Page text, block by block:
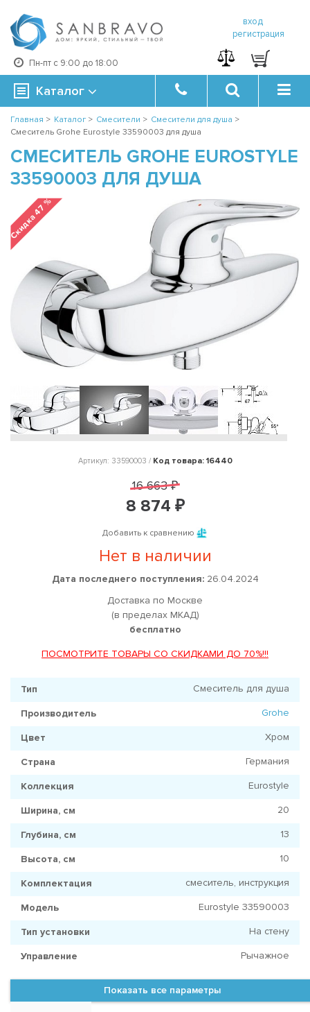
Пн-пт с 9:00 до 18:00
вход
регистрация
Каталог
Главная > Каталог > Смесители > Смесители для душа >
Смеситель Grohe Eurostyle 33590003 для душа
СМЕСИТЕЛЬ GROHE EUROSTYLE
33590003 ДЛЯ ДУША
Скидка 47 %
Артикул: 33590003 / Код товара: 16440
16 663 ₽
8 874 ₽
Добавить к сравнению
Нет в наличии
Дата последнего поступления:26.04.2024
Доставка по Москве
(в пределах МКАД)
бесплатно
ПОСМОТРИТЕ ТОВАРЫ СО СКИДКАМИ ДО 70%!!!
Тип Смеситель для душа
Производитель Grohe
Цвет Хром
Страна Германия
Коллекция Eurostyle
Ширина, см 20
Глубина, см 13
Высота, см 10
Комплектация смеситель, инструкция
Модель Eurostyle 33590003
Тип установки На стену
Управление Рычажное
Показать все параметры